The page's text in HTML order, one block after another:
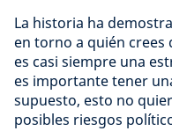
La historia ha
en torno a quién crees
es casi siempre una
es importante tener
supuesto, esto no
posibles riesgos